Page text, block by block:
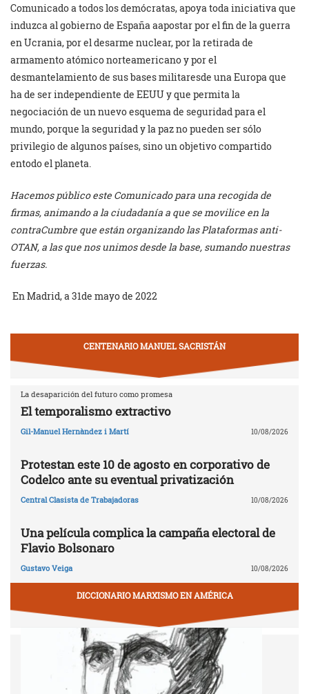
Comunicado a todos los demócratas, apoya toda iniciativa que
induzca al gobierno de España aapostar por el fin de la guerra
en Ucrania, por el desarme nuclear, por la retirada de
armamento atómico norteamericano y por el
desmantelamiento de sus bases militaresde una Europa que
ha de ser independiente de EEUU y que permita la
negociación de un nuevo esquema de seguridad para el
mundo, porque la seguridad y la paz no pueden ser sólo
privilegio de algunos países, sino un objetivo compartido
entodo el planeta.
Hacemos público este Comunicado para una recogida de
firmas, animando a la ciudadanía a que se movilice en la
contraCumbre que están organizando las Plataformas anti-
OTAN, a las que nos unimos desde la base, sumando nuestras
fuerzas.
En Madrid, a 31de mayo de 2022
CENTENARIO MANUEL SACRISTÁN
La desaparición del futuro como promesa
El temporalismo extractivo
Gil-Manuel Hernàndez i Martí 10/08/2026
Protestan este 10 de agosto en corporativo de
Codelco ante su eventual privatización
Central Clasista de Trabajadoras 10/08/2026
Una película complica la campaña electoral de
Flavio Bolsonaro
Gustavo Veiga 10/08/2026
DICCIONARIO MARXISMO EN AMÉRICA